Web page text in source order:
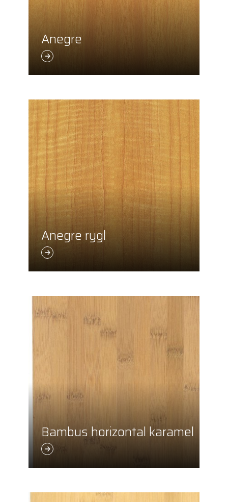
Anegre
Anegre rygl
Bambus horizontal karamel